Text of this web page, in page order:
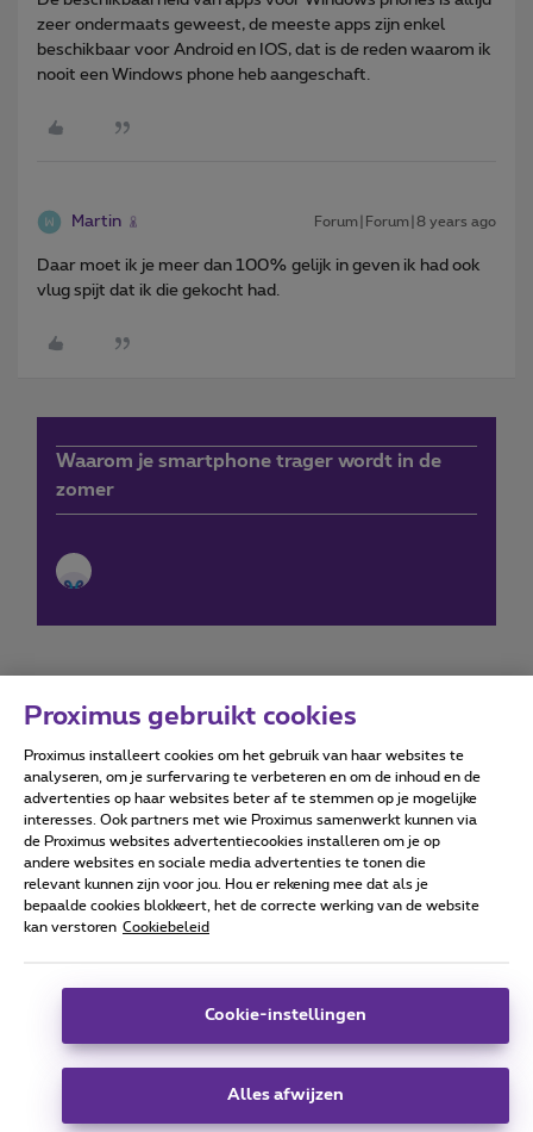
zeer ondermaats geweest, de meeste apps zijn enkel
beschikbaar voor Android en IOS, dat is de reden waarom ik
nooit een Windows phone heb aangeschaft.
Martin Forum|Forum|8 years ago
Daar moet ik je meer dan 100% gelijk in geven ik had ook
vlug spijt dat ik die gekocht had.
Waarom je smartphone trager wordt in de
zomer
Forumvoorwaarden Accessibility statement
Alle rechten voorbehouden. © Proximus
Algemene voorwaarden, consumenteninfo
Deze website is gecreëerd en wordt beheerd conform het
Koning Albert II-laan 27 - B-1030 Brussel.
Proximus gebruikt cookies
Proximus installeert cookies om het gebruik van haar websites te
analyseren, om je surfervaring te verbeteren en om de inhoud en de
advertenties op haar websites beter af te stemmen op je mogelijke
interesses. Ook partners met wie Proximus samenwerkt kunnen via
de Proximus websites advertentiecookies installeren om je op
andere websites en sociale media advertenties te tonen die
relevant kunnen zijn voor jou. Hou er rekening mee dat als je
bepaalde cookies blokkeert, het de correcte werking van de website
kan verstoren Cookiebeleid
Cookie-instellingen
Alles afwijzen